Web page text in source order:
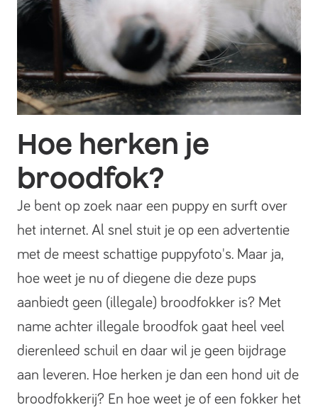
Hoe herken je
broodfok?
Je bent op zoek naar een puppy en surft over
het internet. Al snel stuit je op een advertentie
met de meest schattige puppyfoto's. Maar ja,
hoe weet je nu of diegene die deze pups
aanbiedt geen (illegale) broodfokker is? Met
name achter illegale broodfok gaat heel veel
dierenleed schuil en daar wil je geen bijdrage
aan leveren. Hoe herken je dan een hond uit de
broodfokkerij? En hoe weet je of een fokker het